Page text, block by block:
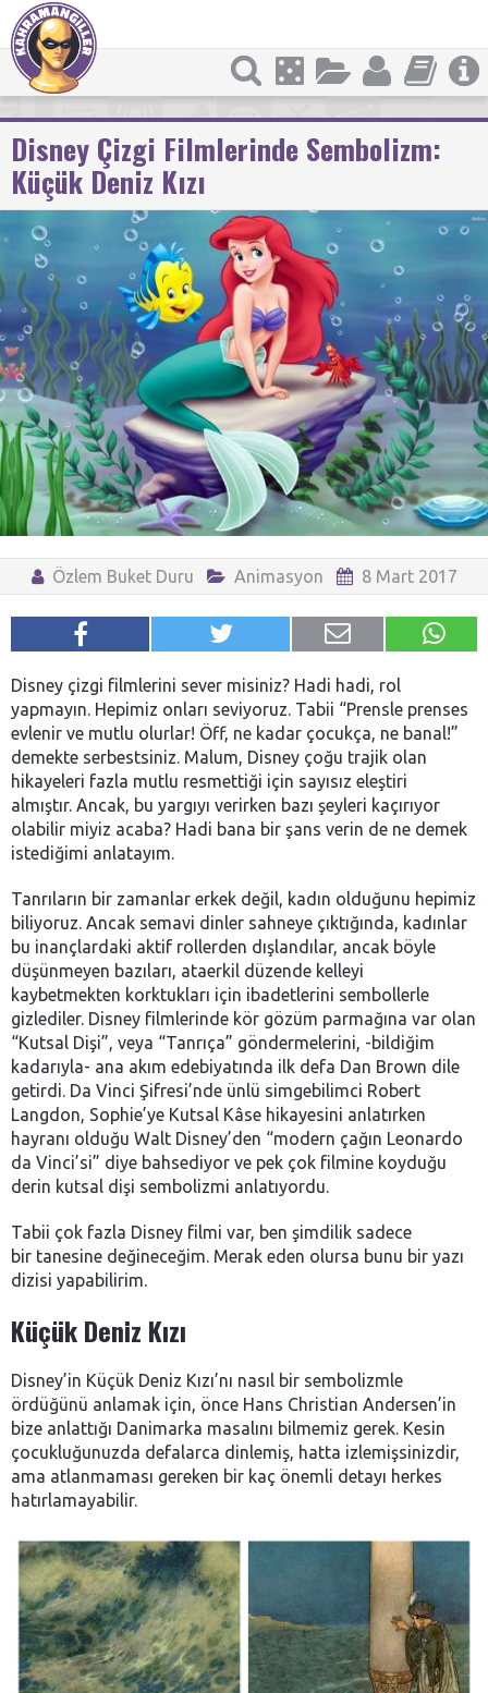
Disney Çizgi Filmlerinde Sembolizm:
Küçük Deniz Kızı
Özlem Buket Duru Animasyon 8 Mart 2017
Disney çizgi filmlerini sever misiniz? Hadi hadi, rol
yapmayın. Hepimiz onları seviyoruz. Tabii “Prensle prenses
evlenir ve mutlu olurlar! Öff, ne kadar çocukça, ne banal!”
demekte serbestsiniz. Malum, Disney çoğu trajik olan
hikayeleri fazla mutlu resmettiği için sayısız eleştiri
almıştır. Ancak, bu yargıyı verirken bazı şeyleri kaçırıyor
olabilir miyiz acaba? Hadi bana bir şans verin de ne demek
istediğimi anlatayım.
Tanrıların bir zamanlar erkek değil, kadın olduğunu hepimiz
biliyoruz. Ancak semavi dinler sahneye çıktığında, kadınlar
bu inançlardaki aktif rollerden dışlandılar, ancak böyle
düşünmeyen bazıları, ataerkil düzende kelleyi
kaybetmekten korktukları için ibadetlerini sembollerle
gizlediler. Disney filmlerinde kör gözüm parmağına var olan
“Kutsal Dişi”, veya “Tanrıça” göndermelerini, -bildiğim
kadarıyla- ana akım edebiyatında ilk defa Dan Brown dile
getirdi. Da Vinci Şifresi’nde ünlü simgebilimci Robert
Langdon, Sophie’ye Kutsal Kâse hikayesini anlatırken
hayranı olduğu Walt Disney’den “modern çağın Leonardo
da Vinci’si” diye bahsediyor ve pek çok filmine koyduğu
derin kutsal dişi sembolizmi anlatıyordu.
Tabii çok fazla Disney filmi var, ben şimdilik sadece
bir tanesine değineceğim. Merak eden olursa bunu bir yazı
dizisi yapabilirim.
Küçük Deniz Kızı
Disney’in Küçük Deniz Kızı’nı nasıl bir sembolizmle
ördüğünü anlamak için, önce Hans Christian Andersen’in
bize anlattığı Danimarka masalını bilmemiz gerek. Kesin
çocukluğunuzda defalarca dinlemiş, hatta izlemişsinizdir,
ama atlanmaması gereken bir kaç önemli detayı herkes
hatırlamayabilir.